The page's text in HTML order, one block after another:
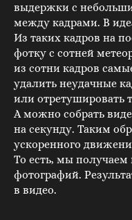
выдержки с
между кадрами. В
Из таких кадров на
фотку с сотней
из сотни кадров
удалить неудачные
или отретушировать
А можно собрать
на секунду. Таким
ускоренного
То есть, мы
фотографий.
в видео.